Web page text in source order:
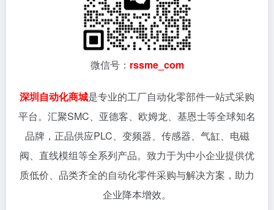
微信号： rssme_com
深圳自动化商城是专业的工厂自动化零部件一站式采购
平台。汇聚SMC、亚德客、欧姆龙、基恩士等全球知名
品牌，正品供应PLC、变频器、传感器、气缸、电磁
阀、直线模组等全系列产品。致力于为中小企业提供优
质低价、品类齐全的自动化零件采购与解决方案，助力
企业降本增效。